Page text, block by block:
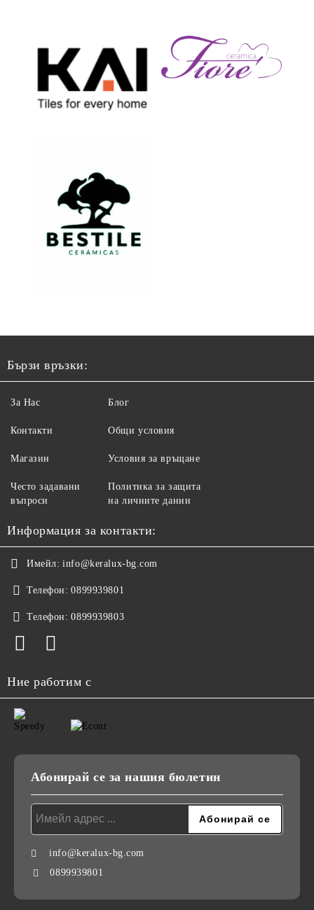
Бързи връзки:
За Нас
Контакти
Магазин
Често задавани
въпроси
Блог
Общи условия
Условия за връщане
Политика за защита
на личните данни
Информация за контакти:
Имейл: info@keralux-bg.com
Телефон: 0899939801
Телефон: 0899939803
Ние работим с
Абонирай се за нашия бюлетин
info@keralux-bg.com
0899939801